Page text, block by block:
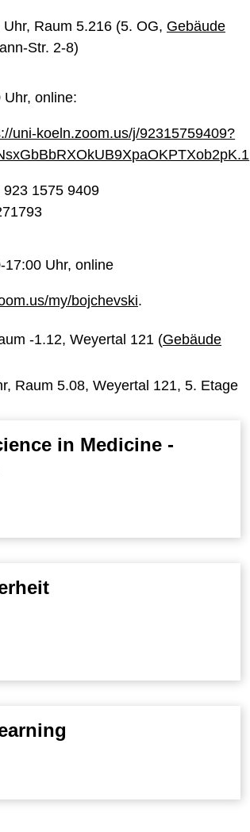
Raum 5.216 (5. OG, Gebäude
Str. 2-8)
online:
uni-koeln.zoom.us/j/92315759409?
923 1575 9409
17:00 Uhr, online
my/bojchevski.
-1.12, Weyertal 121 (Gebäude
Raum 5.08, Weyertal 121, 5. Etage
in Medicine -